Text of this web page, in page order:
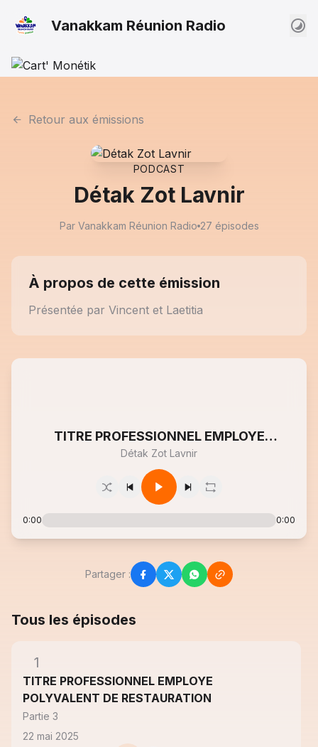
Vanakkam Réunion Radio
Retour aux émissions
PODCAST
Détak Zot Lavnir
Par Vanakkam Réunion Radio 27 épisodes
À propos de cette émission
Présentée par Vincent et Laetitia
TITRE PROFESSIONNEL EMPLOYE
POLYVALENT DE RESTAURATION
Détak Zot Lavnir
0:00 0:00
Partager :
Tous les épisodes
1
TITRE PROFESSIONNEL EMPLOYE
POLYVALENT DE RESTAURATION
Partie 3
22 mai 2025